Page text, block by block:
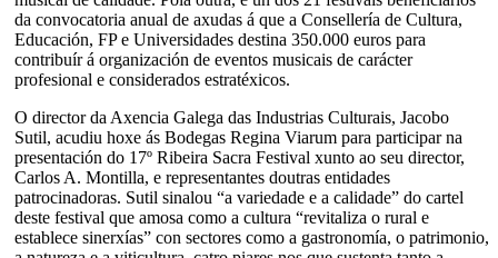
da convocatoria anual de axudas á que a Consellería de Cultura,
Educación, FP e Universidades destina 350.000 euros para
contribuír á organización de eventos musicais de carácter
profesional e considerados estratéxicos.
O director da Axencia Galega das Industrias Culturais, Jacobo
Sutil, acudiu hoxe ás Bodegas Regina Viarum para participar na
presentación do 17º Ribeira Sacra Festival xunto ao seu director,
Carlos A. Montilla, e representantes doutras entidades
patrocinadoras. Sutil sinalou “a variedade e a calidade” do cartel
deste festival que amosa como a cultura “revitaliza o rural e
establece sinerxías” con sectores como a gastronomía, o patrimonio,